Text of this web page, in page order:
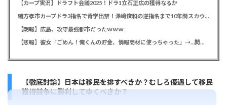
【カープ実況】ドラフト会議2025！ドラ1立石正広の獲得なるか
緒方孝市カープドラ3指名で青学出禁！澤﨑俊和の逆指名まで10年間スカウト出禁
【朗報】広島、攻守最強都市だったｗｗｗ
【悲報】彼女「ごめん！俺くんの貯金、情報商材に使っちゃった」→…問い詰めたらギャン泣きされたんだが俺が悪いのか？
【徹底討論】日本は移民を排すべきか？むしろ優遇して移民
獲得競争に勝利してゆくべきか？